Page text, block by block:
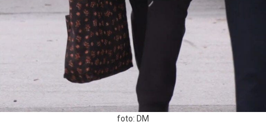
foto: DM